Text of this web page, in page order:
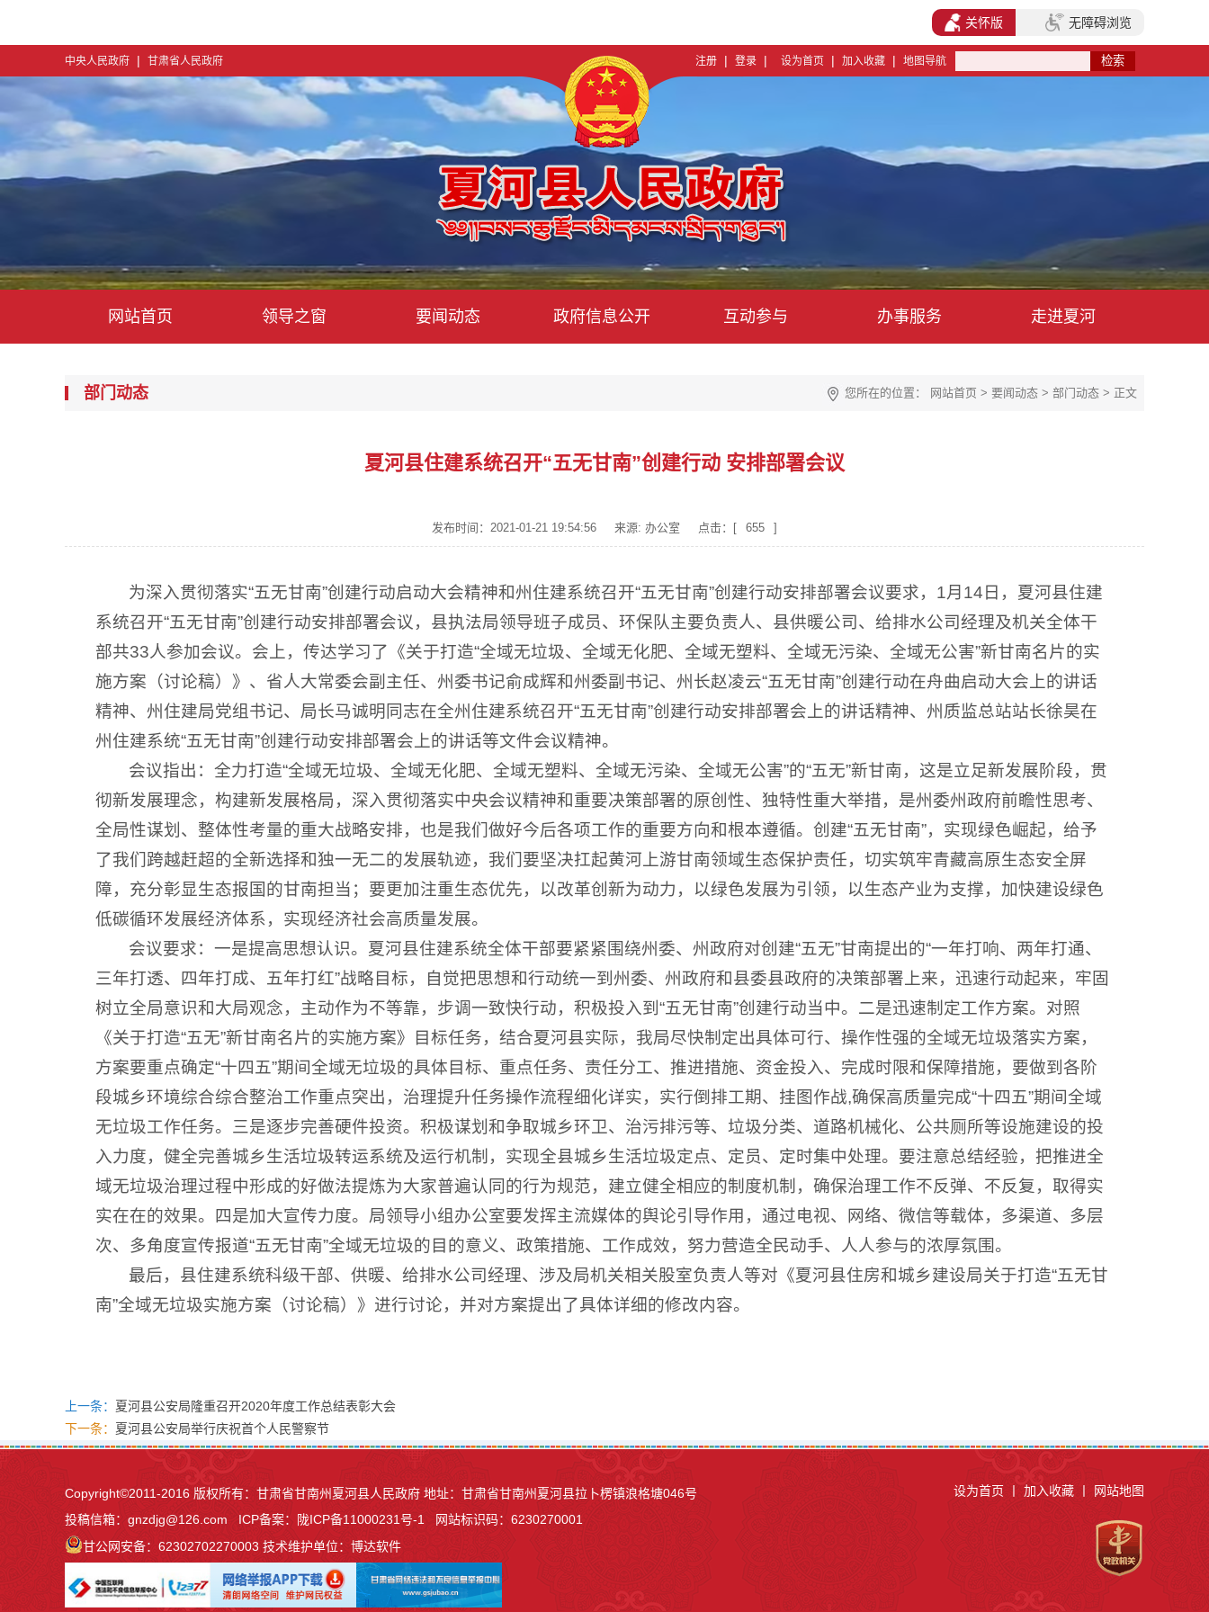
中央人民政府 | 甘肃省人民政府 注册 | 登录 | 设为首页 | 加入收藏 | 地图导航
网站首页 领导之窗 要闻动态 政府信息公开 互动参与 办事服务 走进夏河
部门动态 您所在的位置： 网站首页 > 要闻动态 > 部门动态 > 正文
夏河县住建系统召开“五无甘南”创建行动 安排部署会议
发布时间：2021-01-21 19:54:56 来源: 办公室 点击：[ 655 ]
为深入贯彻落实“五无甘南”创建行动启动大会精神和州住建系统召开“五无甘南”创建行动安排部署会议要求，1月14日，夏河县住建
系统召开“五无甘南”创建行动安排部署会议，县执法局领导班子成员、环保队主要负责人、县供暖公司、给排水公司经理及机关全体干
部共33人参加会议。会上，传达学习了《关于打造“全域无垃圾、全域无化肥、全域无塑料、全域无污染、全域无公害”新甘南名片的实
施方案（讨论稿）》、省人大常委会副主任、州委书记俞成辉和州委副书记、州长赵凌云“五无甘南”创建行动在舟曲启动大会上的讲话
精神、州住建局党组书记、局长马诚明同志在全州住建系统召开“五无甘南”创建行动安排部署会上的讲话精神、州质监总站站长徐昊在
州住建系统“五无甘南”创建行动安排部署会上的讲话等文件会议精神。
会议指出：全力打造“全域无垃圾、全域无化肥、全域无塑料、全域无污染、全域无公害”的“五无”新甘南，这是立足新发展阶段，贯
彻新发展理念，构建新发展格局，深入贯彻落实中央会议精神和重要决策部署的原创性、独特性重大举措，是州委州政府前瞻性思考、
全局性谋划、整体性考量的重大战略安排，也是我们做好今后各项工作的重要方向和根本遵循。创建“五无甘南”，实现绿色崛起，给予
了我们跨越赶超的全新选择和独一无二的发展轨迹，我们要坚决扛起黄河上游甘南领域生态保护责任，切实筑牢青藏高原生态安全屏
障，充分彰显生态报国的甘南担当；要更加注重生态优先，以改革创新为动力，以绿色发展为引领，以生态产业为支撑，加快建设绿色
低碳循环发展经济体系，实现经济社会高质量发展。
会议要求：一是提高思想认识。夏河县住建系统全体干部要紧紧围绕州委、州政府对创建“五无”甘南提出的“一年打响、两年打通、
三年打透、四年打成、五年打红”战略目标，自觉把思想和行动统一到州委、州政府和县委县政府的决策部署上来，迅速行动起来，牢固
树立全局意识和大局观念，主动作为不等靠，步调一致快行动，积极投入到“五无甘南”创建行动当中。二是迅速制定工作方案。对照
《关于打造“五无”新甘南名片的实施方案》目标任务，结合夏河县实际，我局尽快制定出具体可行、操作性强的全域无垃圾落实方案，
方案要重点确定“十四五”期间全域无垃圾的具体目标、重点任务、责任分工、推进措施、资金投入、完成时限和保障措施，要做到各阶
段城乡环境综合综合整治工作重点突出，治理提升任务操作流程细化详实，实行倒排工期、挂图作战,确保高质量完成“十四五”期间全域
无垃圾工作任务。三是逐步完善硬件投资。积极谋划和争取城乡环卫、治污排污等、垃圾分类、道路机械化、公共厕所等设施建设的投
入力度，健全完善城乡生活垃圾转运系统及运行机制，实现全县城乡生活垃圾定点、定员、定时集中处理。要注意总结经验，把推进全
域无垃圾治理过程中形成的好做法提炼为大家普遍认同的行为规范，建立健全相应的制度机制，确保治理工作不反弹、不反复，取得实
实在在的效果。四是加大宣传力度。局领导小组办公室要发挥主流媒体的舆论引导作用，通过电视、网络、微信等载体，多渠道、多层
次、多角度宣传报道“五无甘南”全域无垃圾的目的意义、政策措施、工作成效，努力营造全民动手、人人参与的浓厚氛围。
最后，县住建系统科级干部、供暖、给排水公司经理、涉及局机关相关股室负责人等对《夏河县住房和城乡建设局关于打造“五无甘
南”全域无垃圾实施方案（讨论稿）》进行讨论，并对方案提出了具体详细的修改内容。
上一条： 夏河县公安局隆重召开2020年度工作总结表彰大会
下一条： 夏河县公安局举行庆祝首个人民警察节
Copyright©2011-2016 版权所有：甘肃省甘南州夏河县人民政府 地址：甘肃省甘南州夏河县拉卜楞镇浪格塘046号
投稿信箱： gnzdjg@126.com ICP备案： 陇ICP备11000231号-1
网站标识码：6230270001
甘公网安备：62302702270003 技术维护单位：博达软件
关怀版 无障碍浏览
设为首页丨 加入收藏 网站地图